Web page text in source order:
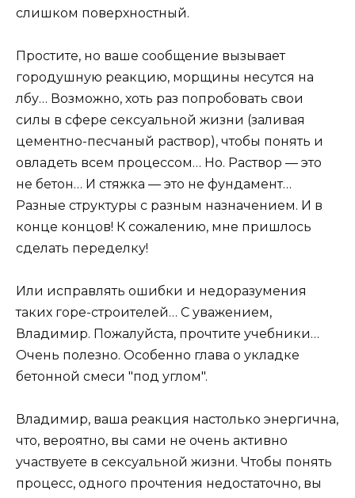
слишком поверхностный.
Простите, но ваше сообщение вызывает
городушную реакцию, морщины несутся на
лбу… Возможно, хоть раз попробовать свои
силы в сфере сексуальной жизни (заливая
цементно-песчаный раствор), чтобы понять и
овладеть всем процессом… Но. Раствор — это
не бетон… И стяжка — это не фундамент…
Разные структуры с разным назначением. И в
конце концов! К сожалению, мне пришлось
сделать переделку!
Или исправлять ошибки и недоразумения
таких горе-строителей… С уважением,
Владимир. Пожалуйста, прочтите учебники…
Очень полезно. Особенно глава о укладке
бетонной смеси "под углом".
Владимир, ваша реакция настолько энергична,
что, вероятно, вы сами не очень активно
участвуете в сексуальной жизни. Чтобы понять
процесс, одного прочтения недостаточно, вы